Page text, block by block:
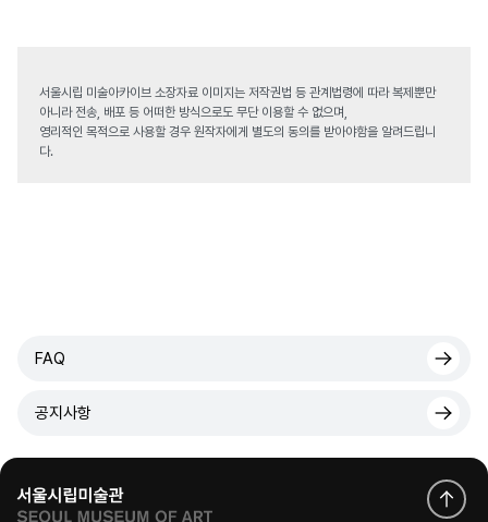
서울시립 미술아카이브 소장자료 이미지는 저작권법 등 관계법령에 따라 복제뿐만
아니라 전송, 배포 등 어떠한 방식으로도 무단 이용할 수 없으며,
영리적인 목적으로 사용할 경우 원작자에게 별도의 동의를 받아야함을 알려드립니
다.
FAQ
공지사항